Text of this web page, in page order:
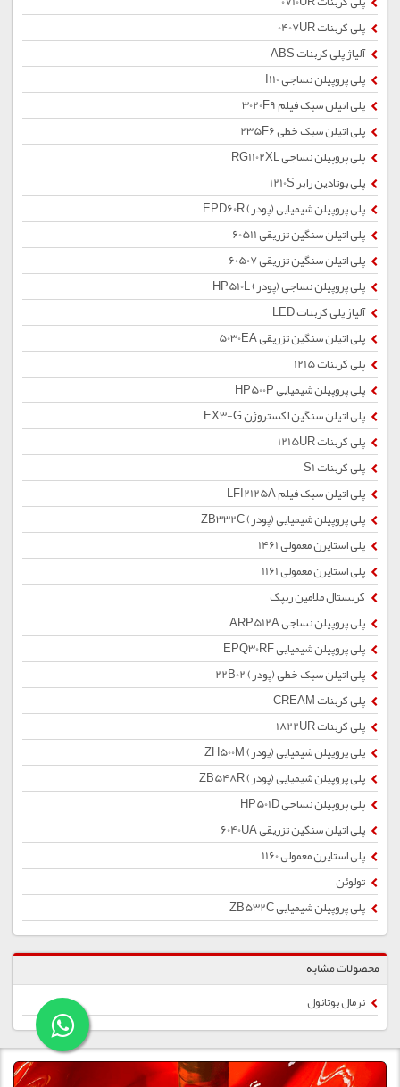
پلی کربنات 0407UR
آلیاژ پلی کربنات ABS
پلی پروپیلن نساجی I110
پلی اتیلن سبک فیلم 3020F9
پلی اتیلن سبک خطی 235F6
پلی پروپیلن نساجی RG1102XL
پلی بوتادین رابر 1210S
پلی پروپیلن شیمیایی (پودر) EPD60R
پلی اتیلن سنگین تزریقی 60511
پلی اتیلن سنگین تزریقی 60507
پلی پروپیلن نساجی (پودر) HP510L
آلیاژ پلی کربنات LED
پلی اتیلن سنگین تزریقی 5030EA
پلی کربنات 1215
پلی پروپیلن شیمیایی HP500P
پلی اتیلن سنگین اکستروژن EX3-G
پلی کربنات 1215UR
پلی کربنات S1
پلی اتیلن سبک فیلم LFI2125A
پلی پروپیلن شیمیایی (پودر) ZB332C
پلی استایرن معمولی 1461
پلی استایرن معمولی 1161
کریستال ملامین ریپک
پلی پروپیلن نساجی ARP512A
پلی پروپیلن شیمیایی EPQ30RF
پلی اتیلن سبک خطی (پودر) 22B02
پلی کربنات CREAM
پلی کربنات 1822UR
پلی پروپیلن شیمیایی (پودر) ZH500M
پلی پروپیلن شیمیایی (پودر) ZB548R
پلی پروپیلن نساجی HP501D
پلی اتیلن سنگین تزریقی 6040UA
پلی استایرن معمولی 1160
تولوئن
پلی پروپیلن شیمیایی ZB532C
محصولات مشابه
نرمال بوتانول